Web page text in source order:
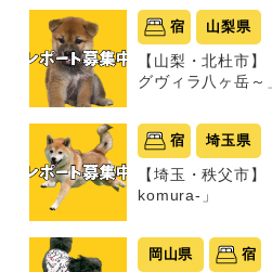
宿 山梨県
【山梨・北杜市
グヴィラ八ヶ岳～
宿 埼玉県
【埼玉・秩父市
komura-」
岡山県 宿